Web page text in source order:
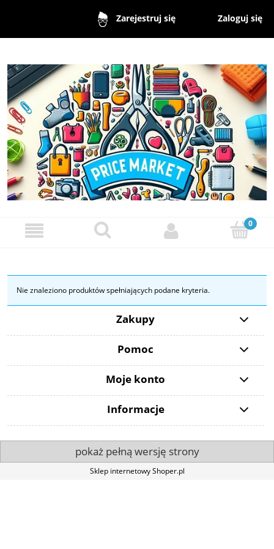
Zarejestruj się Zaloguj się
Nie znaleziono produktów spełniających podane kryteria.
Zakupy
Pomoc
Moje konto
Informacje
pokaż pełną wersję strony
Sklep internetowy Shoper.pl